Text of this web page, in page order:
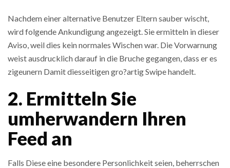
Nachdem einer alternative Benutzer Eltern sauber wischt,
wird folgende Ankundigung angezeigt. Sie ermitteln in dieser
Aviso, weil dies kein normales Wischen war. Die Vorwarnung
weist ausdrucklich darauf in die Bruche gegangen, dass er es
zigeunern Damit diesseitigen gro?artig Swipe handelt.
2. Ermitteln Sie
umherwandern Ihren
Feed an
Falls Diese eine besondere Personlichkeit seien, beherrschen